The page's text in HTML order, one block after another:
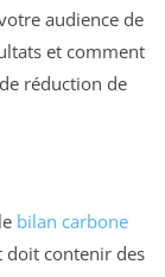
audience de
et comment
réduction de
bilan carbone
doit contenir des